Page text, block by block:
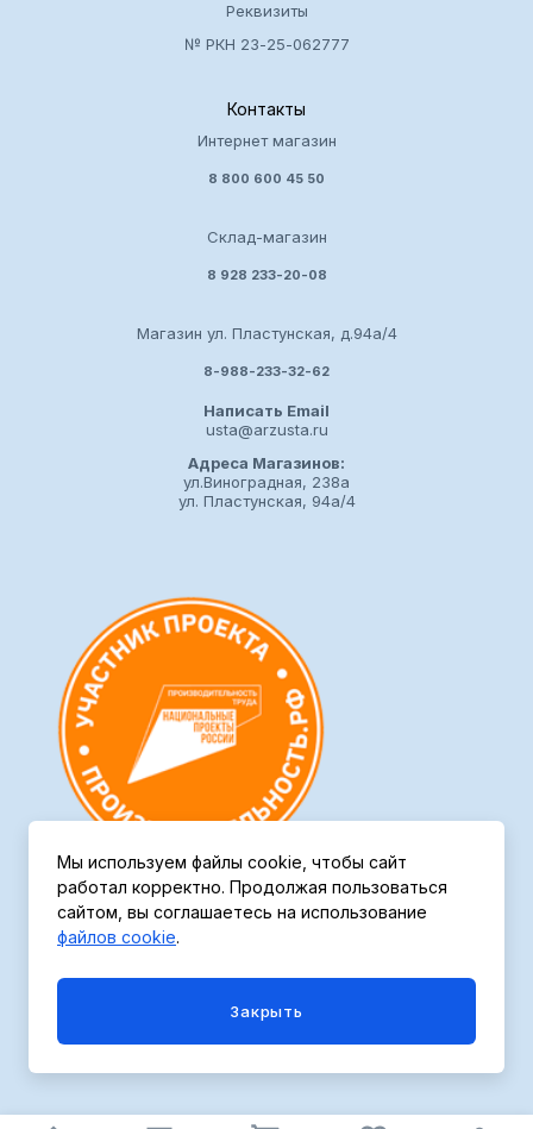
Реквизиты
№ РКН 23-25-062777
Контакты
Интернет магазин
8 800 600 45 50
Склад-магазин
8 928 233-20-08
Магазин ул. Пластунская, д.94а/4
8-988-233-32-62
Написать Email
usta@arzusta.ru
Адреса Магазинов:
ул.Виноградная, 238а
ул. Пластунская, 94а/4
Политика конфиденциальности
Мы используем файлы cookie, чтобы сайт
работал корректно. Продолжая пользоваться
сайтом, вы соглашаетесь на использование
файлов cookie.
Закрыть